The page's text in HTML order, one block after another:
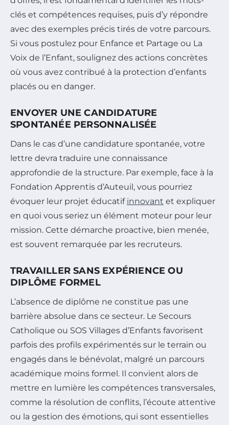
clés et compétences requises, puis d’y répondre
avec des exemples précis tirés de votre parcours.
Si vous postulez pour Enfance et Partage ou La
Voix de l’Enfant, soulignez des actions concrètes
où vous avez contribué à la protection d’enfants
placés ou en danger.
ENVOYER UNE CANDIDATURE
SPONTANÉE PERSONNALISÉE
Dans le cas d’une candidature spontanée, votre
lettre devra traduire une connaissance
approfondie de la structure. Par exemple, face à la
Fondation Apprentis d’Auteuil, vous pourriez
évoquer leur projet éducatif innovant et expliquer
en quoi vous seriez un élément moteur pour leur
mission. Cette démarche proactive, bien menée,
est souvent remarquée par les recruteurs.
TRAVAILLER SANS EXPÉRIENCE OU
DIPLÔME FORMEL
L’absence de diplôme ne constitue pas une
barrière absolue dans ce secteur. Le Secours
Catholique ou SOS Villages d’Enfants favorisent
parfois des profils expérimentés sur le terrain ou
engagés dans le bénévolat, malgré un parcours
académique moins formel. Il convient alors de
mettre en lumière les compétences transversales,
comme la résolution de conflits, l’écoute attentive
ou la gestion des émotions, qui sont essentielles